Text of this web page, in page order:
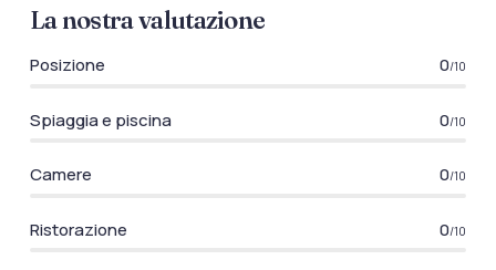
La nostra valutazione
Posizione 0/10
Spiaggia e piscina 0/10
Camere 0/10
Ristorazione 0/10